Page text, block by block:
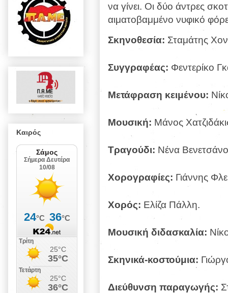
να γίνει. Οι δύο άντρες
αιματοβαμμένο νυφικό
Σκηνοθεσία: Σταμάτης
Συγγραφέας: Φεντερίκο
Μετάφραση κειμένου:
Μουσική: Μάνος
Τραγούδι: Νένα
Χορογραφίες: Γιάννης
Χορός: Ελίζα Πάλλη.
Μουσική διδασκαλία:
Σκηνικά-κοστούμια:
Διεύθυνση παραγωγής:
Καιρός